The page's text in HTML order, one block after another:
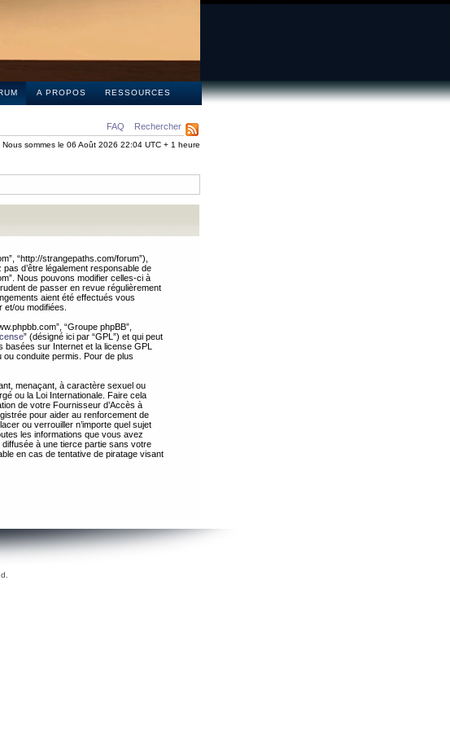
A PROPOS RESSOURCES
FAQ Rechercher
Nous sommes le 06 Août 2026 22:04 UTC + 1 heure
“http://strangepaths.com/forum”),
d’être légalement responsable de
Nous pouvons modifier celles-ci à
de passer en revue régulièrement
aient été effectués vous
ou modifiées.
“Groupe phpBB”,
” (désigné ici par “GPL”) et qui peut
basées sur Internet et la license GPL
conduite permis. Pour de plus
menaçant, à caractère sexuel ou
ou la Loi Internationale. Faire cela
de votre Fournisseur d’Accès à
pour aider au renforcement de
ou verrouiller n’importe quel sujet
les informations que vous avez
à une tierce partie sans votre
en cas de tentative de piratage visant